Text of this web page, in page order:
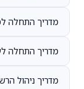
מדריך התחלה
מדריך התחלה
מדריך ניהול